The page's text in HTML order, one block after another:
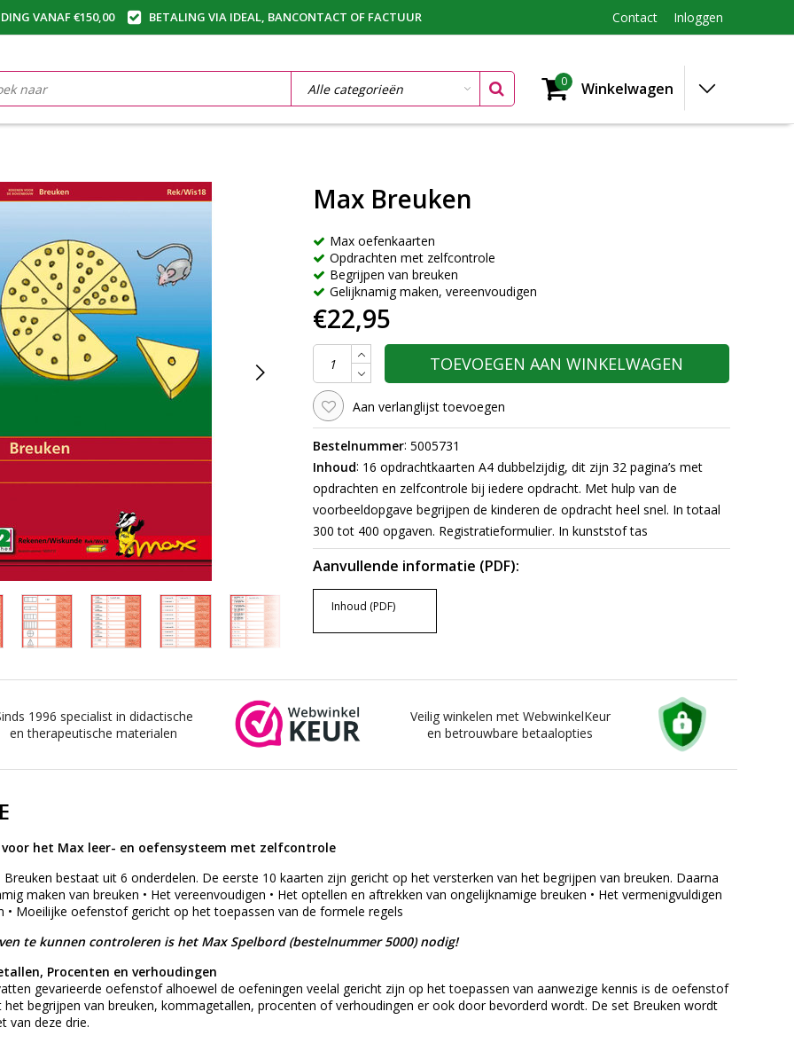
VANAF €150,00 BETALING VIA IDEAL, BANCONTACT OF FACTUUR Contact Inloggen
0 Winkelwagen
Max Breuken
Max oefenkaarten
Opdrachten met zelfcontrole
Begrijpen van breuken
Gelijknamig maken, vereenvoudigen
€22,95
TOEVOEGEN AAN WINKELWAGEN
Aan verlanglijst toevoegen
Bestelnummer: 5005731
Inhoud: 16 opdrachtkaarten A4 dubbelzijdig, dit zijn 32 pagina’s met
opdrachten en zelfcontrole bij iedere opdracht. Met hulp van de
voorbeeldopgave begrijpen de kinderen de opdracht heel snel. In totaal
300 tot 400 opgaven. Registratieformulier. In kunststof tas
Aanvullende informatie (PDF):
Inhoud (PDF)
1996 specialist in didactische
en therapeutische materialen
Veilig winkelen met WebwinkelKeur
en betrouwbare betaalopties
het Max leer- en oefensysteem met zelfcontrole
bestaat uit 6 onderdelen. De eerste 10 kaarten zijn gericht op het versterken van het begrijpen van breuken. Daarna
maken van breuken • Het vereenvoudigen • Het optellen en aftrekken van ongelijknamige breuken • Het vermenigvuldigen
• Moeilijke oefenstof gericht op het toepassen van de formele regels
te kunnen controleren is het Max Spelbord (bestelnummer 5000) nodig!
Procenten en verhoudingen
gevarieerde oefenstof alhoewel de oefeningen veelal gericht zijn op het toepassen van aanwezige kennis is de oefenstof
het begrijpen van breuken, kommagetallen, procenten of verhoudingen er ook door bevorderd wordt. De set Breuken wordt
van deze drie.